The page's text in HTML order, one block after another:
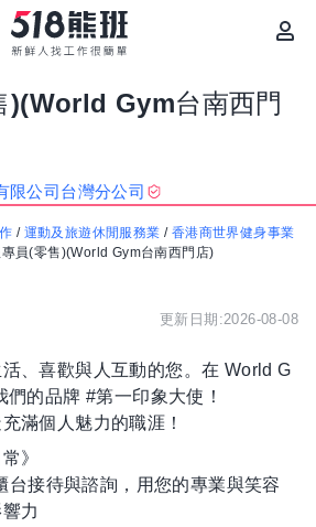
)(World Gym台南西門
限公司台灣分公司
/ 運動及旅遊休閒服務業 / 香港商世界健身事業
員(零售)(World Gym台南西門店)
更新日期:2026-08-08
、喜歡與人互動的您。在 World G
的品牌 #第一印象大使！
滿個人魅力的職涯！
》
台接待與諮詢，用您的專業與笑容
力